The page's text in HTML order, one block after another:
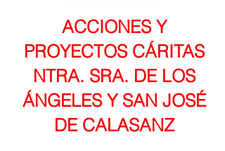
ACCIONES Y
PROYECTOS CÁRITAS
NTRA. SRA. DE LOS
ÁNGELES Y SAN JOSÉ
DE CALASANZ